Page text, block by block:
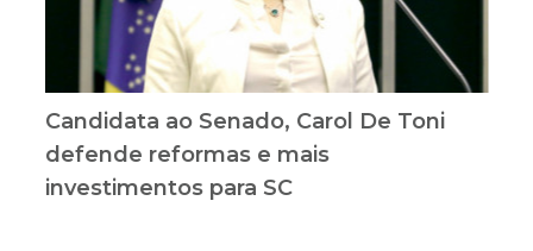
Candidata ao Senado, Carol De Toni
defende reformas e mais
investimentos para SC